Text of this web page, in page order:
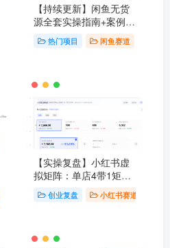
【持续更新】闲鱼无货
源全套实操指南+案例复
盘，新手直接抄作业
热门项目 闲鱼赛道
【实操复盘】小红书虚
拟矩阵：单店4带1矩阵
（可工作室放大）
创业复盘 小红书赛道